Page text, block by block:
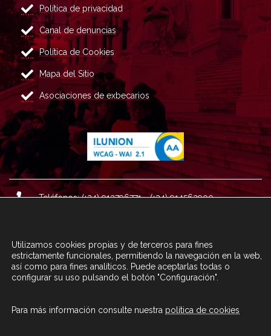
Política de privacidad
Canal de denuncias
Política de Cookies
Mapa del Sitio
Asociaciones de exbecarios
Teléfonos: (+34) 913796771 - (+34) 914562900
Correo : informacion@fundacioncarolina.es
CONTACTA CON FCA TRAVÉS DEL
Utilizamos cookies propias y de terceros para fines
estrictamente funcionales, permitiendo la navegación en la web,
así como para fines analíticos. Puede aceptarlas todas o
configurar su uso pulsando el botón "Configuración".
Para más información consulte nuestra política de cookies